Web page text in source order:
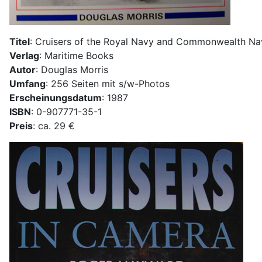
Titel: Cruisers of the Royal Navy and Commonwealth
Verlag: Maritime Books
Autor: Douglas Morris
Umfang: 256 Seiten mit s/w-Photos
Erscheinungsdatum: 1987
ISBN: 0-907771-35-1
Preis: ca. 29 €